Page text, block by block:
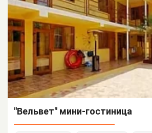
"Вельвет" мини-гостиница